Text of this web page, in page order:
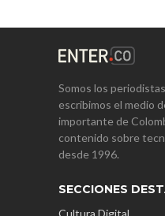
Somos los
escribimos el medio
importante de
contenido sobre
desde 1996.
SECCIONES
Cultura Digital